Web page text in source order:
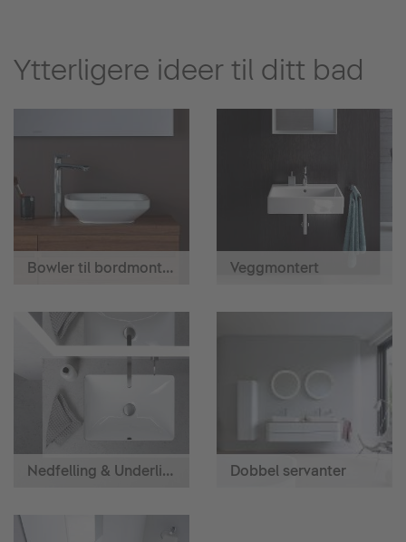
Ytterligere ideer til ditt bad
Bowler til bordmontering Veggmontert
Nedfelling & Underlimning Dobbel servanter